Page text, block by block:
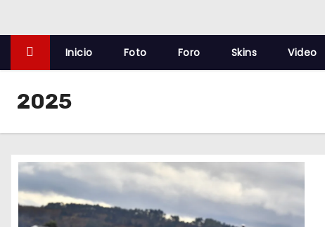
Inicio Foto Foro Skins Video
2025